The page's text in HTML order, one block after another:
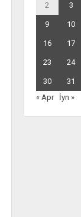
2 3
9 10
16 17
23 24
30
31
« Apr
İyn »